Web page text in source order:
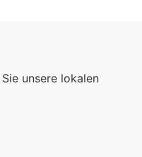
unsere lokalen